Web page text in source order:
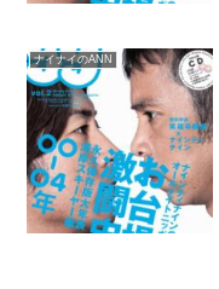
ナイナイのANN